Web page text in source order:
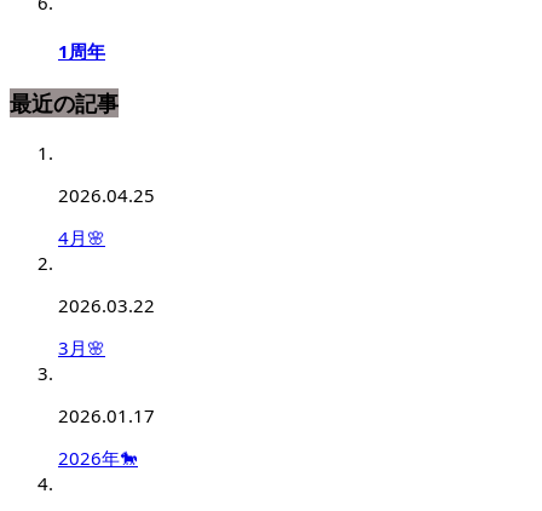
1周年
最近の記事
2026.04.25
4月🌸
2026.03.22
3月🌸
2026.01.17
2026年🐎